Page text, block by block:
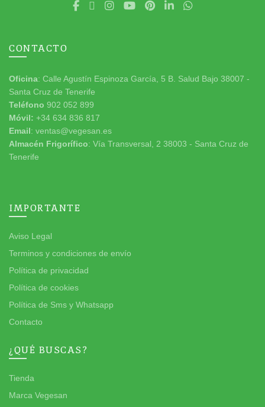
CONTACTO
Oficina: Calle Agustín Espinoza García, 5 B. Salud Bajo 38007 -
Santa Cruz de Tenerife
Teléfono 902 052 899
Móvil: +34 634 836 817
Email: ventas@vegesan.es
Almacén Frigorífico: Vía Transversal, 2 38003 - Santa Cruz de
Tenerife
IMPORTANTE
Aviso Legal
Terminos y condiciones de envío
Política de privacidad
Política de cookies
Política de Sms y Whatsapp
Contacto
¿QUÉ BUSCAS?
Tienda
Marca Vegesan